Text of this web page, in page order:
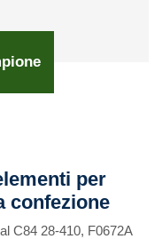
per
confezione
C84 28-410, F0672A